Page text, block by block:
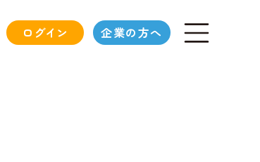
ログイン 企業の方へ